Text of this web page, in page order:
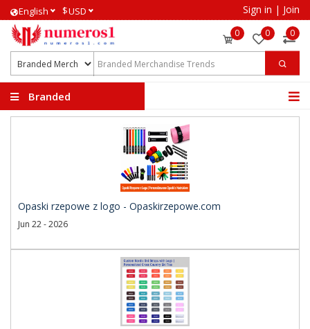
English $USD Sign in | Join
0 0 0
Branded
Opaski rzepowe z logo - Opaskirzepowe.com
Jun 22 - 2026